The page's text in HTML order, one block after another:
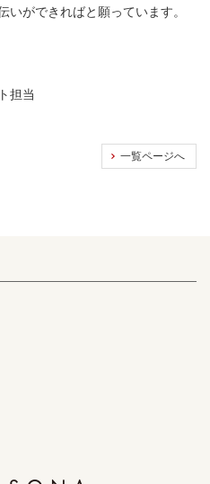
ができればと願っています。
担当
一覧ページへ